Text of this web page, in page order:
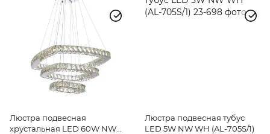
Люстра подвесная
хрустальная LED 60W NW
Люстра подвесная тубус
LED 5W NW WH (AL-705S/1)